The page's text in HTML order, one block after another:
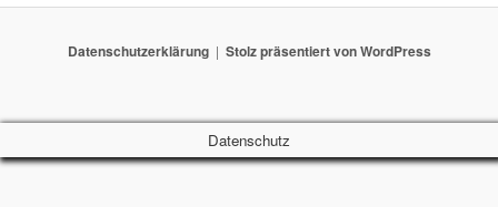
Datenschutzerklärung Stolz präsentiert von WordPress
Datenschutz